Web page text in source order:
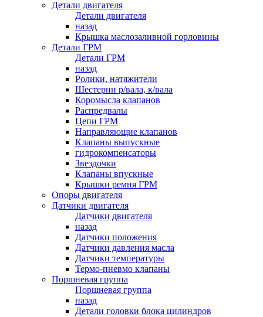
Детали двигателя
Детали двигателя
назад
Крышка маслозаливной горловины
Детали ГРМ
Детали ГРМ
назад
Ролики, натяжители
Шестерни р/вала, к/вала
Коромысла клапанов
Распредвалы
Цепи ГРМ
Направляющие клапанов
Клапаны выпускные
гидрокомпенсаторы
Звездочки
Клапаны впускные
Крышки ремня ГРМ
Опоры двигателя
Датчики двигателя
Датчики двигателя
назад
Датчики положения
Датчики давления масла
Датчики температуры
Термо-пневмо клапаны
Поршневая группа
Поршневая группа
назад
Детали головки блока цилиндров